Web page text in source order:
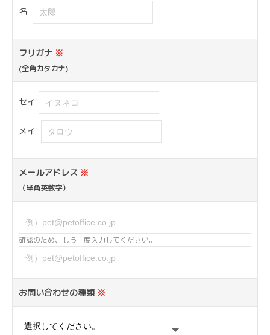
名
フリガナ ※
(全角カタカナ)
セイ
メイ
メールアドレス ※
（半角英数字）
確認のため、もう一度入力してください。
お問い合わせの種類 ※